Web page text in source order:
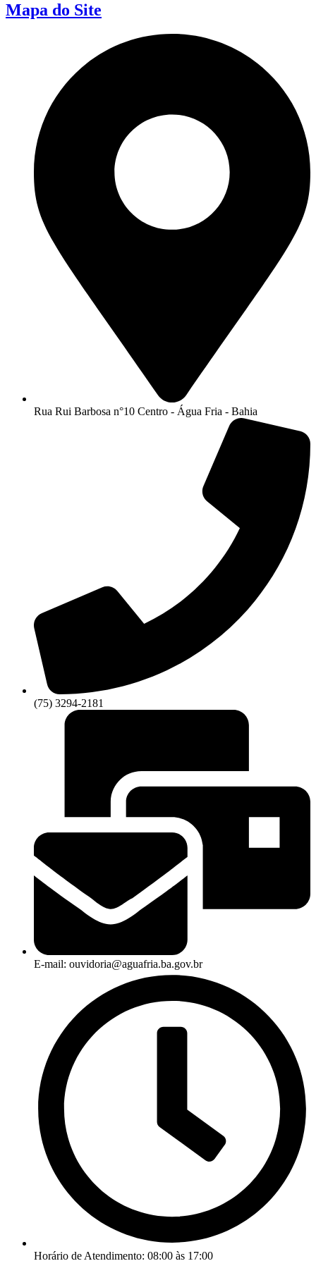
Mapa do Site
Rua Rui Barbosa n°10 Centro - Água Fria - Bahia
(75) 3294-2181
E-mail: ouvidoria@aguafria.ba.gov.br
Horário de Atendimento: 08:00 às 17:00